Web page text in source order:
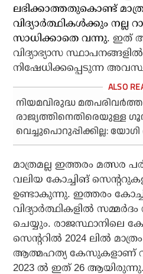
ലഭിക്കാത്തതുകൊണ്ട്
വിദ്യാർത്ഥികൾക്കും നല്ല
സാധിക്കാതെ വന്നു. ഇത്
വിദ്യാഭ്യാസ
നിഷേധിക്കപ്പെടുന്ന
നിയമവിരുദ്ധ
രാജ്യത്തിനെതിരെയുള്ള
വെച്ചുപൊറുപ്പിക്കില്ല:
മാത്രമല്ല ഇത്തരം മത്സര
വലിയ കോച്ചിങ്
ഉണ്ടാകുന്നു. ഇത്തരം
വിദ്യാർത്ഥികളിൽ
ചെയ്യും. രാജസ്ഥാനിലെ
സെന്ററിൽ 2024 ലിൽ
ആത്മഹത്യ കേസുകളാണ്
2023 ൽ ഇത് 26 ആയിരുന്നു.